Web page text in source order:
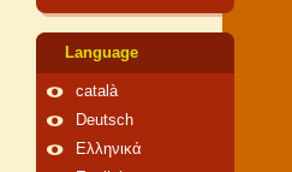
Language
català
Deutsch
Ελληνικά